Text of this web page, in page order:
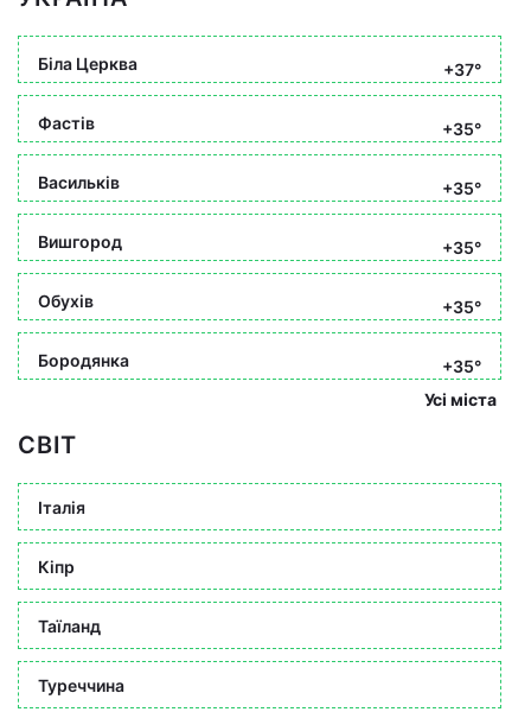
Біла Церква +37°
Фастів +35°
Васильків +35°
Вишгород +35°
Обухів +35°
Бородянка
+35°
Усі міста
СВІТ
Італія
Кіпр
Таїланд
Туреччина